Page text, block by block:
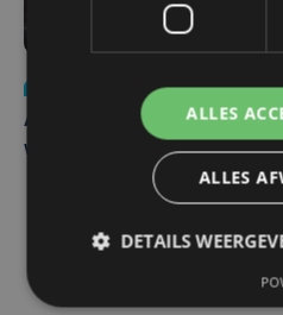
do 30 juli | 12:57
Autobestuurster rijdt na
winkelgevel in Ieper
ALLES
ALLES
DETAILS